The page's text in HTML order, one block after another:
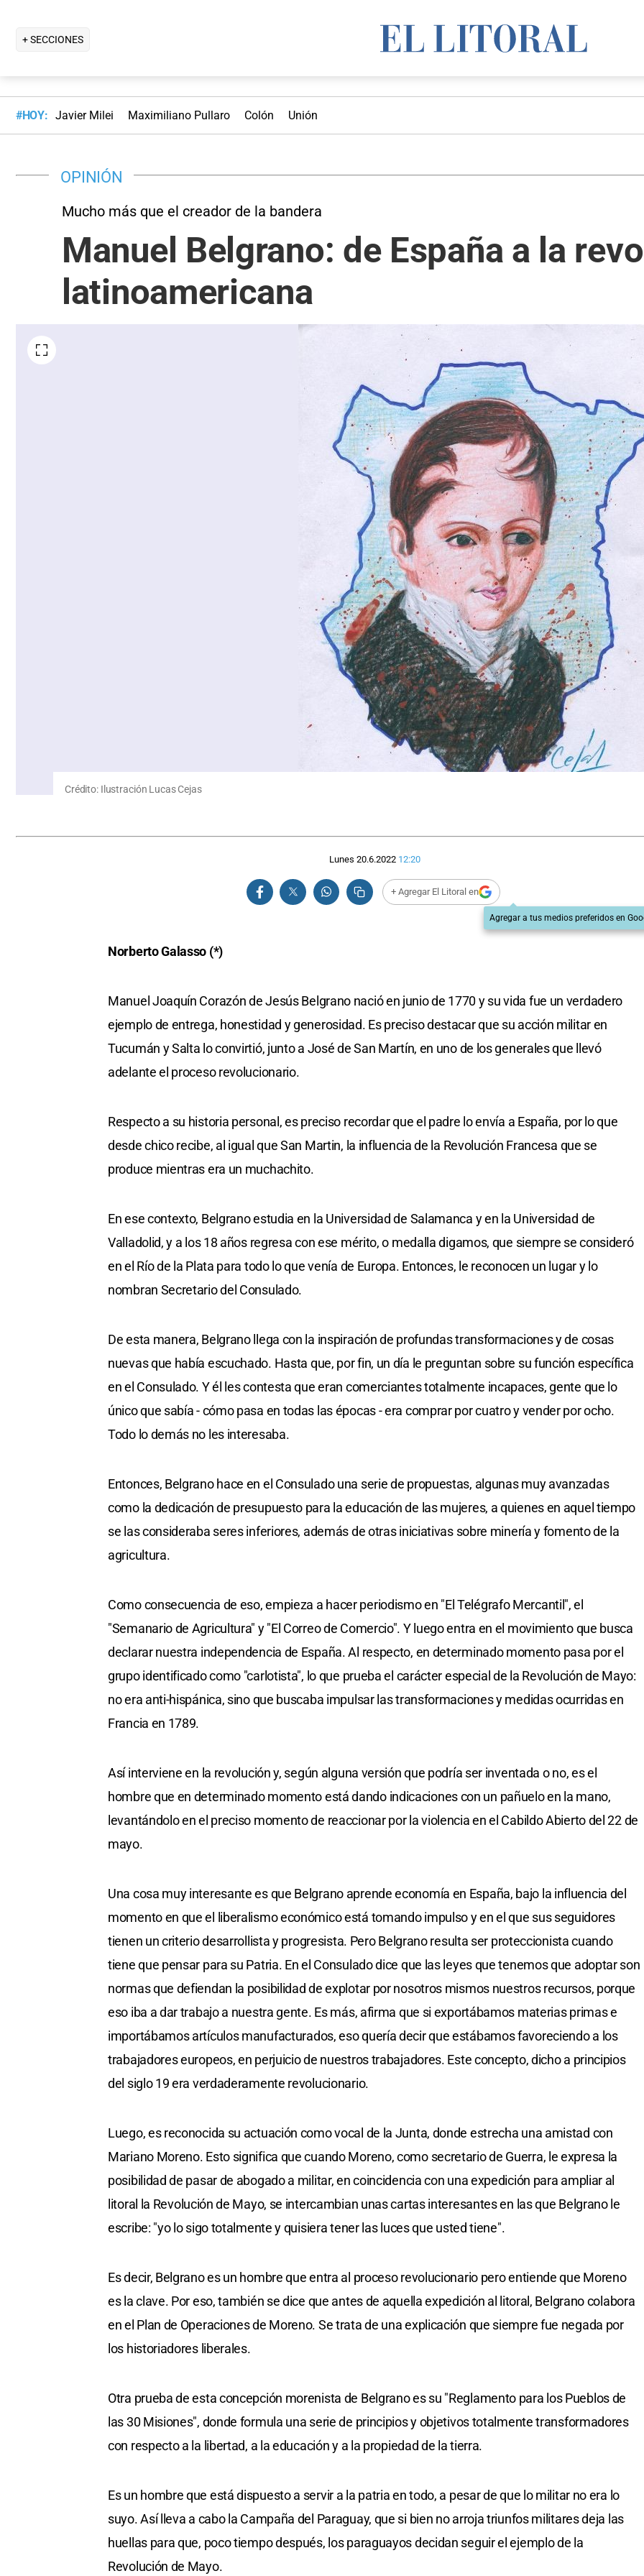
+ SECCIONES
#HOY: Javier Milei Maximiliano Pullaro Colón Unión
OPINIÓN
Mucho más que el creador de la bandera
Manuel Belgrano: de España a la
latinoamericana
Crédito: Ilustración Lucas Cejas
Lunes 20.6.2022 12:20
+ Agregar El Litoral en
Agregar a tus medios preferidos en
Norberto Galasso (*)
Manuel Joaquín Corazón de Jesús Belgrano nació en junio de 1770 y su vida fue un verdadero
ejemplo de entrega, honestidad y generosidad. Es preciso destacar que su acción militar en
Tucumán y Salta lo convirtió, junto a José de San Martín, en uno de los generales que llevó
adelante el proceso revolucionario.
Respecto a su historia personal, es preciso recordar que el padre lo envía a España, por lo que
desde chico recibe, al igual que San Martin, la influencia de la Revolución Francesa que se
produce mientras era un muchachito.
En ese contexto, Belgrano estudia en la Universidad de Salamanca y en la Universidad de
Valladolid, y a los 18 años regresa con ese mérito, o medalla digamos, que siempre se consideró
en el Río de la Plata para todo lo que venía de Europa. Entonces, le reconocen un lugar y lo
nombran Secretario del Consulado.
De esta manera, Belgrano llega con la inspiración de profundas transformaciones y de cosas
nuevas que había escuchado. Hasta que, por fin, un día le preguntan sobre su función específica
en el Consulado. Y él les contesta que eran comerciantes totalmente incapaces, gente que lo
único que sabía - cómo pasa en todas las épocas - era comprar por cuatro y vender por ocho.
Todo lo demás no les interesaba.
Entonces, Belgrano hace en el Consulado una serie de propuestas, algunas muy avanzadas
como la dedicación de presupuesto para la educación de las mujeres, a quienes en aquel tiempo
se las consideraba seres inferiores, además de otras iniciativas sobre minería y fomento de la
agricultura.
Como consecuencia de eso, empieza a hacer periodismo en "El Telégrafo Mercantil", el
"Semanario de Agricultura" y "El Correo de Comercio". Y luego entra en el movimiento que busca
declarar nuestra independencia de España. Al respecto, en determinado momento pasa por el
grupo identificado como "carlotista", lo que prueba el carácter especial de la Revolución de Mayo:
no era anti-hispánica, sino que buscaba impulsar las transformaciones y medidas ocurridas en
Francia en 1789.
Así interviene en la revolución y, según alguna versión que podría ser inventada o no, es el
hombre que en determinado momento está dando indicaciones con un pañuelo en la mano,
levantándolo en el preciso momento de reaccionar por la violencia en el Cabildo Abierto del 22 de
mayo.
Una cosa muy interesante es que Belgrano aprende economía en España, bajo la influencia del
momento en que el liberalismo económico está tomando impulso y en el que sus seguidores
tienen un criterio desarrollista y progresista. Pero Belgrano resulta ser proteccionista cuando
tiene que pensar para su Patria. En el Consulado dice que las leyes que tenemos que adoptar son
normas que defiendan la posibilidad de explotar por nosotros mismos nuestros recursos, porque
eso iba a dar trabajo a nuestra gente. Es más, afirma que si exportábamos materias primas e
importábamos artículos manufacturados, eso quería decir que estábamos favoreciendo a los
trabajadores europeos, en perjuicio de nuestros trabajadores. Este concepto, dicho a principios
del siglo 19 era verdaderamente revolucionario.
Luego, es reconocida su actuación como vocal de la Junta, donde estrecha una amistad con
Mariano Moreno. Esto significa que cuando Moreno, como secretario de Guerra, le expresa la
posibilidad de pasar de abogado a militar, en coincidencia con una expedición para ampliar al
litoral la Revolución de Mayo, se intercambian unas cartas interesantes en las que Belgrano le
escribe: "yo lo sigo totalmente y quisiera tener las luces que usted tiene".
Es decir, Belgrano es un hombre que entra al proceso revolucionario pero entiende que Moreno
es la clave. Por eso, también se dice que antes de aquella expedición al litoral, Belgrano colabora
en el Plan de Operaciones de Moreno. Se trata de una explicación que siempre fue negada por
los historiadores liberales.
Otra prueba de esta concepción morenista de Belgrano es su "Reglamento para los Pueblos de
las 30 Misiones", donde formula una serie de principios y objetivos totalmente transformadores
con respecto a la libertad, a la educación y a la propiedad de la tierra.
Es un hombre que está dispuesto a servir a la patria en todo, a pesar de que lo militar no era lo
suyo. Así lleva a cabo la Campaña del Paraguay, que si bien no arroja triunfos militares deja las
huellas para que, poco tiempo después, los paraguayos decidan seguir el ejemplo de la
Revolución de Mayo.